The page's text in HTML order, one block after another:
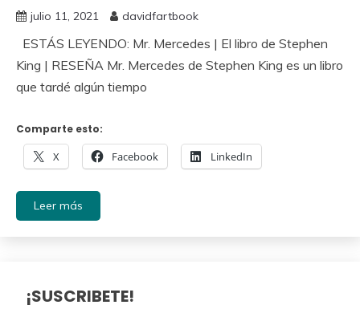
julio 11, 2021 davidfartbook
ESTÁS LEYENDO: Mr. Mercedes | El libro de Stephen
King | RESEÑA Mr. Mercedes de Stephen King es un libro
que tardé algún tiempo
Comparte esto:
X Facebook LinkedIn
Leer más
¡SUSCRIBETE!